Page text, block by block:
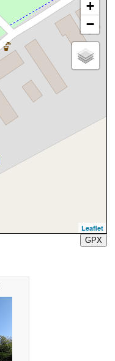
+
−
Leaflet
GPX